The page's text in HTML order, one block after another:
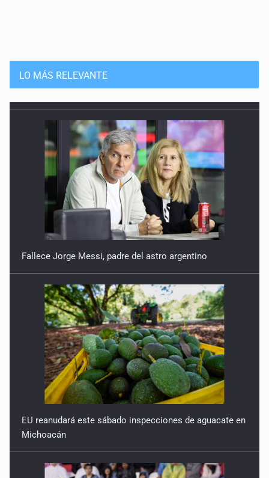
LO MÁS RELEVANTE
Fallece Jorge Messi, padre del astro argentino
EU reanudará este sábado inspecciones de aguacate en
Michoacán